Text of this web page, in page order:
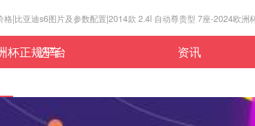
格|比亚迪s6图片及参数配置|2014款 2.4l 自动尊贵型 7座-2024欧洲
杯正规平台
选车 资讯